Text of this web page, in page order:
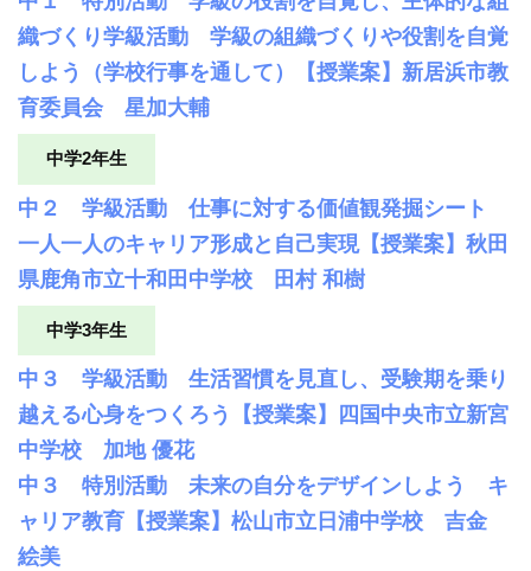
織づくり学級活動 学級の組織づくりや役割を自覚
しよう（学校行事を通して）【授業案】新居浜市教
育委員会 星加大輔
中学2年生
中２ 学級活動 仕事に対する価値観発掘シート
一人一人のキャリア形成と自己実現【授業案】秋田
県鹿角市立十和田中学校 田村 和樹
中学3年生
中３ 学級活動 生活習慣を見直し、受験期を乗り
越える心身をつくろう【授業案】四国中央市立新宮
中学校 加地 優花
中３ 特別活動 未来の自分をデザインしよう キ
ャリア教育【授業案】松山市立日浦中学校 吉金
絵美